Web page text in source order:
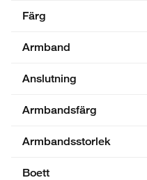
Färg
Armband
Anslutning
Armbandsfärg
Armbandsstorlek
Boett